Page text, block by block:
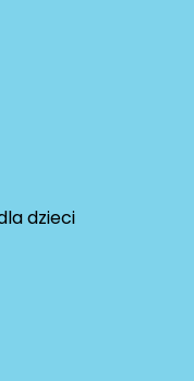
dzieci